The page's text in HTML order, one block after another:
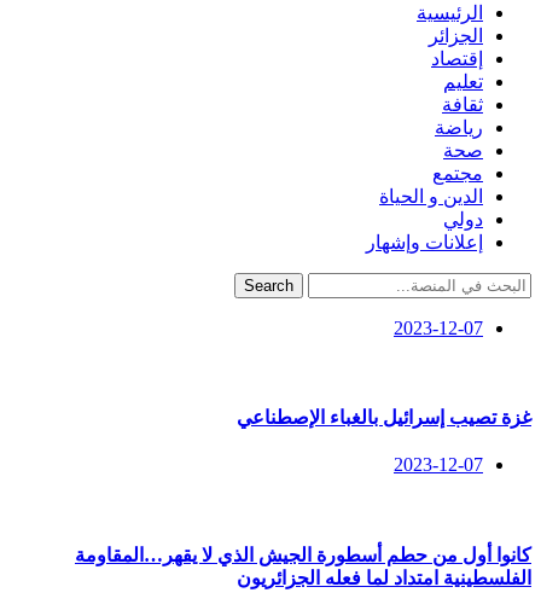
الرئيسية
الجزائر
إقتصاد
تعليم
ثقافة
رياضة
صحة
مجتمع
الدين و الحياة
دولي
إعلانات وإشهار
Search
2023-12-07
غزة تصيب إسرائيل بالغباء الإصطناعي
2023-12-07
كانوا أول من حطم أسطورة الجيش الذي لا يقهر…المقاومة
الفلسطينية امتداد لما فعله الجزائريون